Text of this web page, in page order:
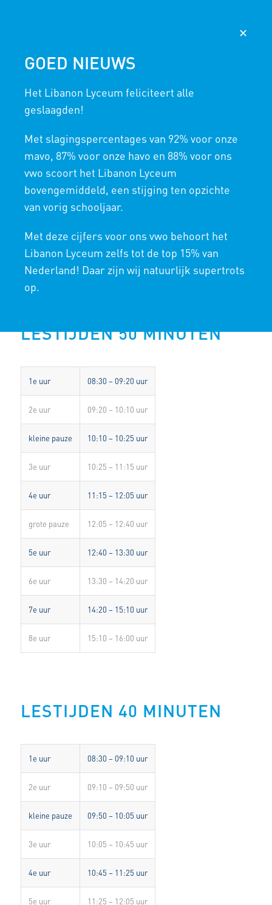
HOME / SCHOOLINFO / LESTIJDEN EN VAKANTIES
LESTIJDEN EN
VAKANTIES OP HET
LIBANON
LESTIJDEN 50 MINUTEN
1e uur 08:30 – 09:20 uur
2e uur 09:20 – 10:10 uur
kleine pauze 10:10 – 10:25 uur
3e uur 10:25 – 11:15 uur
4e uur 11:15 – 12:05 uur
grote pauze 12:05 – 12:40 uur
5e uur 12:40 – 13:30 uur
6e uur 13:30 – 14:20 uur
7e uur 14:20 – 15:10 uur
8e uur 15:10 – 16:00 uur
LESTIJDEN 40 MINUTEN
1e uur 08:30 – 09:10 uur
2e uur 09:10 – 09:50 uur
kleine pauze 09:50 – 10:05 uur
3e uur 10:05 – 10:45 uur
4e uur 10:45 – 11:25 uur
5e uur 11:25 – 12:05 uur
✕
GOED NIEUWS
Het Libanon Lyceum feliciteert alle
geslaagden!
Met slagingspercentages van 92% voor onze
mavo, 87% voor onze havo en 88% voor ons
vwo scoort het Libanon Lyceum
bovengemiddeld, een stijging ten opzichte
van vorig schooljaar.
Met deze cijfers voor ons vwo behoort het
Libanon Lyceum zelfs tot de top 15% van
Nederland! Daar zijn wij natuurlijk supertrots
op.